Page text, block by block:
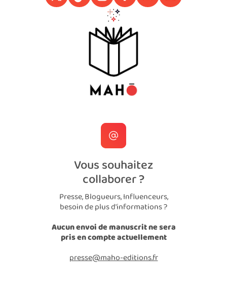
Vous souhaitez
collaborer ?
Presse, Blogueurs, Influenceurs,
besoin de plus d'informations ?
Aucun envoi de manuscrit ne sera
pris en compte actuellement
presse@maho-editions.fr